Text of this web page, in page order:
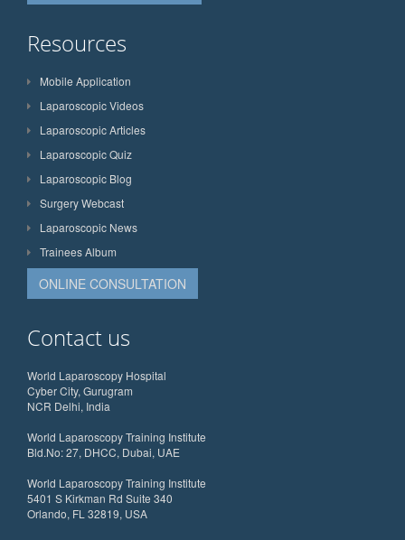
Resources
Mobile Application
Laparoscopic Videos
Laparoscopic Articles
Laparoscopic Quiz
Laparoscopic Blog
Surgery Webcast
Laparoscopic News
Trainees Album
ONLINE CONSULTATION
Contact us
World Laparoscopy Hospital
Cyber City, Gurugram
NCR Delhi, India
World Laparoscopy Training Institute
Bld.No: 27, DHCC, Dubai, UAE
World Laparoscopy Training Institute
5401 S Kirkman Rd Suite 340
Orlando, FL 32819, USA